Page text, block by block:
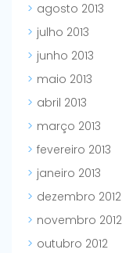
agosto 2013
julho 2013
junho 2013
maio 2013
abril 2013
março 2013
fevereiro 2013
janeiro 2013
dezembro 2012
novembro 2012
outubro 2012